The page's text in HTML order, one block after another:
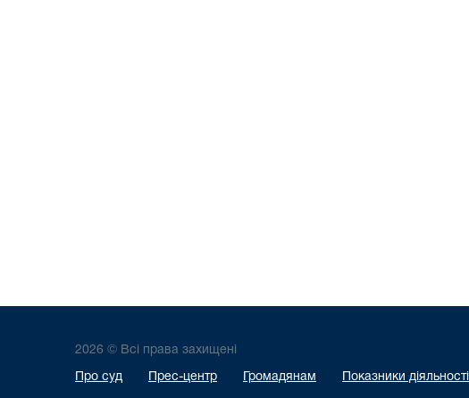
2026 © Всі права захищені
Про суд Прес-центр Громадянам Показники діяльності